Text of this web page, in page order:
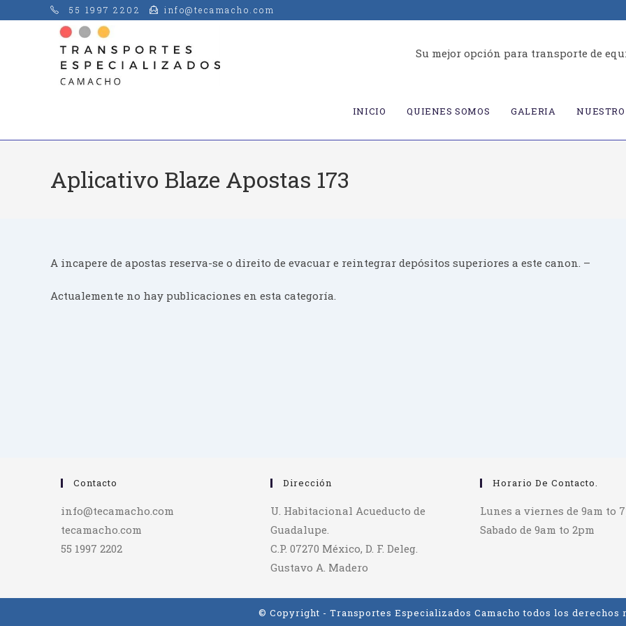
55 1997 2202 info@tecamacho.com
Su mejor opción para transporte de
INICIO QUIENES SOMOS GALERIA
Aplicativo Blaze Apostas 173
A incapere de apostas reserva-se o direito de evacuar e reintegrar depósitos superiores a este canon. –
Actualemente no hay publicaciones en esta categoría.
Contacto
info@tecamacho.com
tecamacho.com
55 1997 2202
Dirección
U. Habitacional Acueducto de
Guadalupe.
C.P. 07270 México, D. F. Deleg.
Gustavo A. Madero
Horario De Contacto.
Lunes a viernes de 9am to
Sabado de 9am to 2pm
© Copyright - Transportes Especializados Camacho todos los derechos